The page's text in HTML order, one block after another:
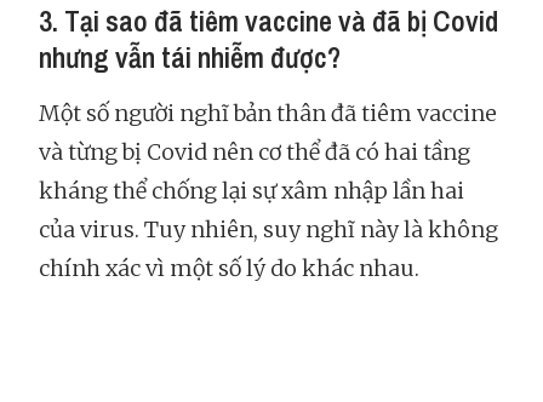
3. Tại sao đã tiêm vaccine và đã bị Covid
nhưng vẫn tái nhiễm được?
Một số người nghĩ bản thân đã tiêm vaccine
và từng bị Covid nên cơ thể đã có hai tầng
kháng thể chống lại sự xâm nhập lần hai
của virus. Tuy nhiên, suy nghĩ này là không
chính xác vì một số lý do khác nhau.